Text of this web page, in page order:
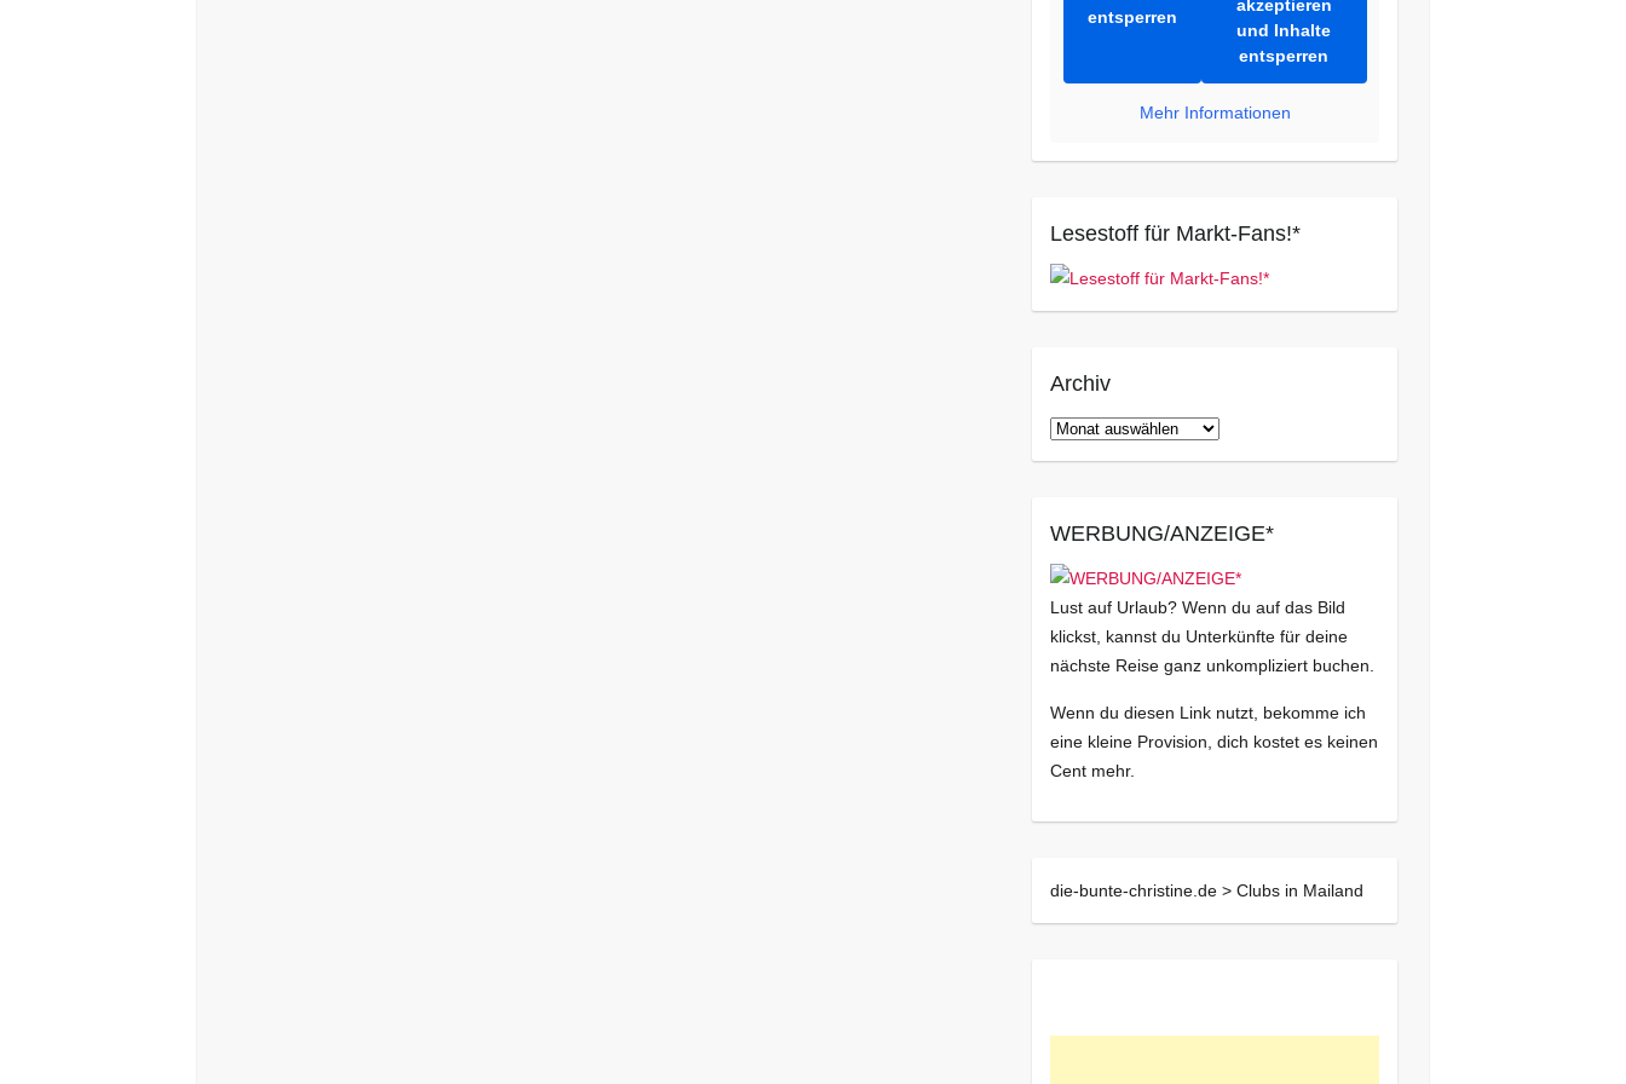
entsperren
akzeptieren
und Inhalte
entsperren
Mehr Informationen
Lesestoff für Markt-Fans!*
Archiv
Archiv
WERBUNG/ANZEIGE*
Lust auf Urlaub? Wenn du auf das Bild
klickst, kannst du Unterkünfte für deine
nächste Reise ganz unkompliziert buchen.
Wenn du diesen Link nutzt, bekomme ich
eine kleine Provision, dich kostet es keinen
Cent mehr.
die-bunte-christine.de > Clubs in Mailand